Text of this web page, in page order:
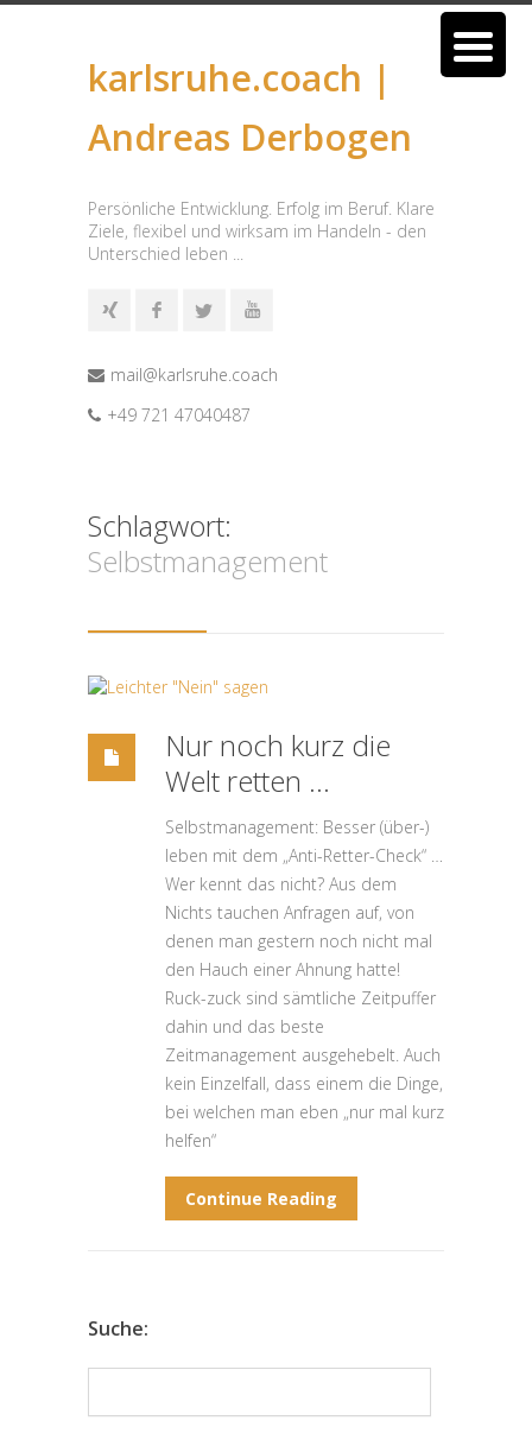
karlsruhe.coach |
Andreas Derbogen
Persönliche Entwicklung. Erfolg im Beruf. Klare
Ziele, flexibel und wirksam im Handeln - den
Unterschied leben ...
mail@karlsruhe.coach
+49 721 47040487
Schlagwort:
Selbstmanagement
Nur noch kurz die
Welt retten …
Selbstmanagement: Besser (über-)
leben mit dem „Anti-Retter-Check“ …
Wer kennt das nicht? Aus dem
Nichts tauchen Anfragen auf, von
denen man gestern noch nicht mal
den Hauch einer Ahnung hatte!
Ruck-zuck sind sämtliche Zeitpuffer
dahin und das beste
Zeitmanagement ausgehebelt. Auch
kein Einzelfall, dass einem die Dinge,
bei welchen man eben „nur mal kurz
helfen“
Continue Reading
Suche: